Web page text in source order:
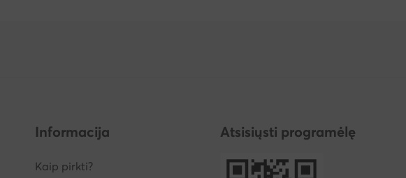
Informacija
Kaip pirkti?
Atsisiųsti programėlę